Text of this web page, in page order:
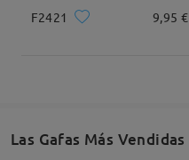
F2421 9,95 €
Las Gafas Más Vendidas